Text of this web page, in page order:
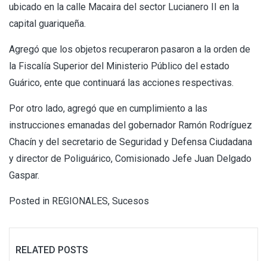
ubicado en la calle Macaira del sector Lucianero II en la
capital guariqueña.
Agregó que los objetos recuperaron pasaron a la orden de
la Fiscalía Superior del Ministerio Público del estado
Guárico, ente que continuará las acciones respectivas.
Por otro lado, agregó que en cumplimiento a las
instrucciones emanadas del gobernador Ramón Rodríguez
Chacín y del secretario de Seguridad y Defensa Ciudadana
y director de Poliguárico, Comisionado Jefe Juan Delgado
Gaspar.
Posted in REGIONALES, Sucesos
RELATED POSTS